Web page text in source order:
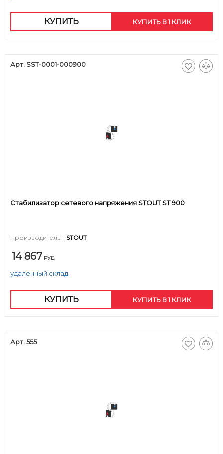
КУПИТЬ КУПИТЬ В 1 КЛИК
Арт. SST-0001-000900
Стабилизатор сетевого напряжения STOUT ST 900
Производитель: STOUT
14 867 РУБ.
удаленный склад
КУПИТЬ КУПИТЬ В 1 КЛИК
Арт. 555